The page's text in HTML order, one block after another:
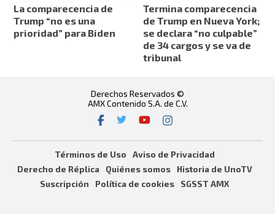
La comparecencia de
Trump “no es una
prioridad” para Biden
Termina comparecencia
de Trump en Nueva York;
se declara “no culpable”
de 34 cargos y se va de
tribunal
Derechos Reservados ©
AMX Contenido S.A. de C.V.
Términos de Uso
Aviso de Privacidad
Derecho de Réplica
Quiénes somos
Historia de UnoTV
Suscripción
Política de cookies SGSST AMX